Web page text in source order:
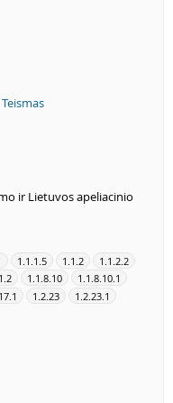
ir Lietuvos apeliacinio
1.1.1.5 1.1.2
1.1.2.2
1.1.8.10
1.1.8.10.1
1.2.23 1.2.23.1